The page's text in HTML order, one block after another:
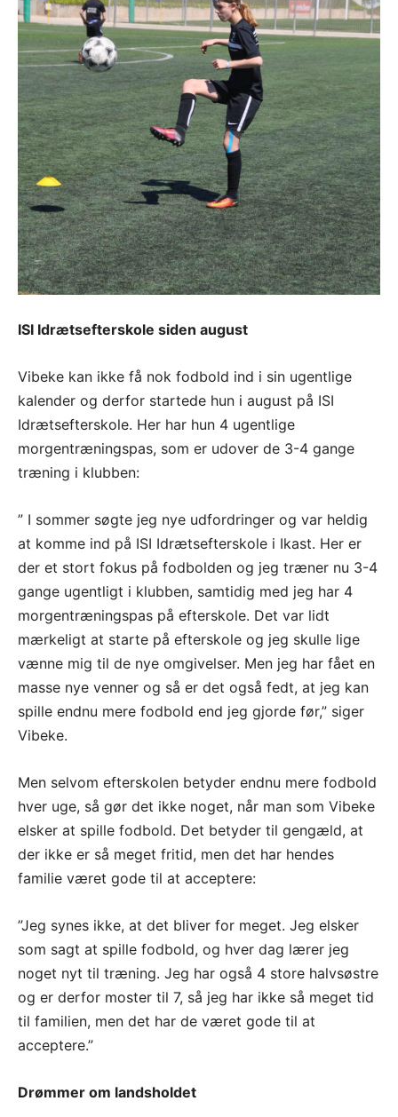
ISI Idrætsefterskole siden august
Vibeke kan ikke få nok fodbold ind i sin ugentlige
kalender og derfor startede hun i august på ISI
Idrætsefterskole. Her har hun 4 ugentlige
morgentræningspas, som er udover de 3-4 gange
træning i klubben:
” I sommer søgte jeg nye udfordringer og var heldig
at komme ind på ISI Idrætsefterskole i Ikast. Her er
der et stort fokus på fodbolden og jeg træner nu 3-4
gange ugentligt i klubben, samtidig med jeg har 4
morgentræningspas på efterskole. Det var lidt
mærkeligt at starte på efterskole og jeg skulle lige
vænne mig til de nye omgivelser. Men jeg har fået en
masse nye venner og så er det også fedt, at jeg kan
spille endnu mere fodbold end jeg gjorde før,” siger
Vibeke.
Men selvom efterskolen betyder endnu mere fodbold
hver uge, så gør det ikke noget, når man som Vibeke
elsker at spille fodbold. Det betyder til gengæld, at
der ikke er så meget fritid, men det har hendes
familie været gode til at acceptere:
”Jeg synes ikke, at det bliver for meget. Jeg elsker
som sagt at spille fodbold, og hver dag lærer jeg
noget nyt til træning. Jeg har også 4 store halvsøstre
og er derfor moster til 7, så jeg har ikke så meget tid
til familien, men det har de været gode til at
acceptere.”
Drømmer om landsholdet